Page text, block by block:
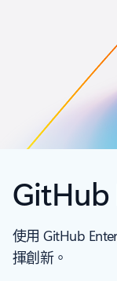
GitHub
使用 GitHub
揮創新。